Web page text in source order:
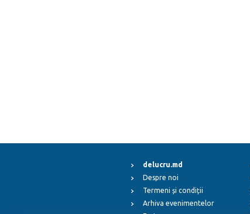
delucru.md
Despre noi
Termeni și condiții
Arhiva evenimentelor